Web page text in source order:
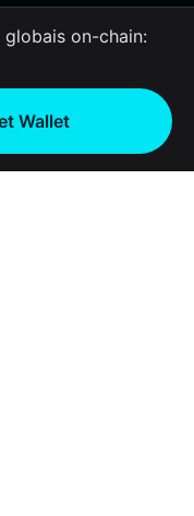
on-chain:
Wallet